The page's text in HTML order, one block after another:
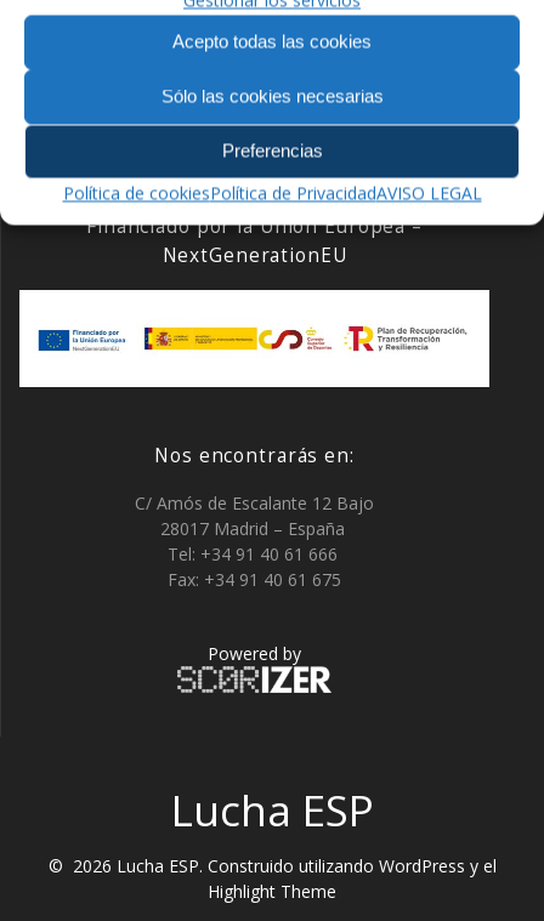
Acepto todas las cookies
Sólo las cookies necesarias
Preferencias
Política de cookiesPolítica de PrivacidadAVISO LEGAL
entradas
Anterior:
Reunión en la Diputación
de Castilla León
Siguiente
Taller de Iniciación en el
Financiado por la Unión Europea –
NextGenerationEU
Nos encontrarás en:
C/ Amós de Escalante 12 Bajo
28017 Madrid – España
Tel: +34 91 40 61 666
Fax: +34 91 40 61 675
Powered by
Lucha ESP
© 2026 Lucha ESP. Construido utilizando WordPress y el
Highlight Theme